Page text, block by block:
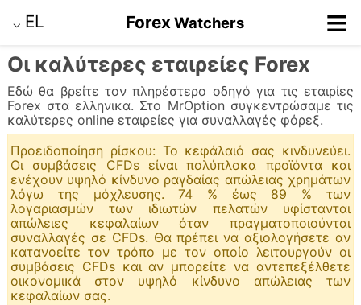
⌵ EL ForexWatchers ≡
Οι καλύτερες εταιρείες Forex
Εδώ θα βρείτε τoν πληρέστερο οδηγό για τις εταιρίες
Forex στα ελληνικα. Στο MrOption συγκεντρώσαμε τις
καλύτερες online εταιρείες για συναλλαγές φόρεξ.
Προειδοποίηση ρίσκου: Το κεφάλαιό σας κινδυνεύει.
Οι συμβάσεις CFDs είναι πολύπλοκα προϊόντα και
ενέχουν υψηλό κίνδυνο ραγδαίας απώλειας χρημάτων
λόγω της μόχλευσης. 74 % έως 89 % των
λογαριασμών των ιδιωτών πελατών υφίστανται
απώλειες κεφαλαίων όταν πραγματοποιούνται
συναλλαγές σε CFDs. Θα πρέπει να αξιολογήσετε αν
κατανοείτε τον τρόπο με τον οποίο λειτουργούν οι
συμβάσεις CFDs και αν μπορείτε να αντεπεξέλθετε
οικονομικά στον υψηλό κίνδυνο απώλειας των
κεφαλαίων σας.